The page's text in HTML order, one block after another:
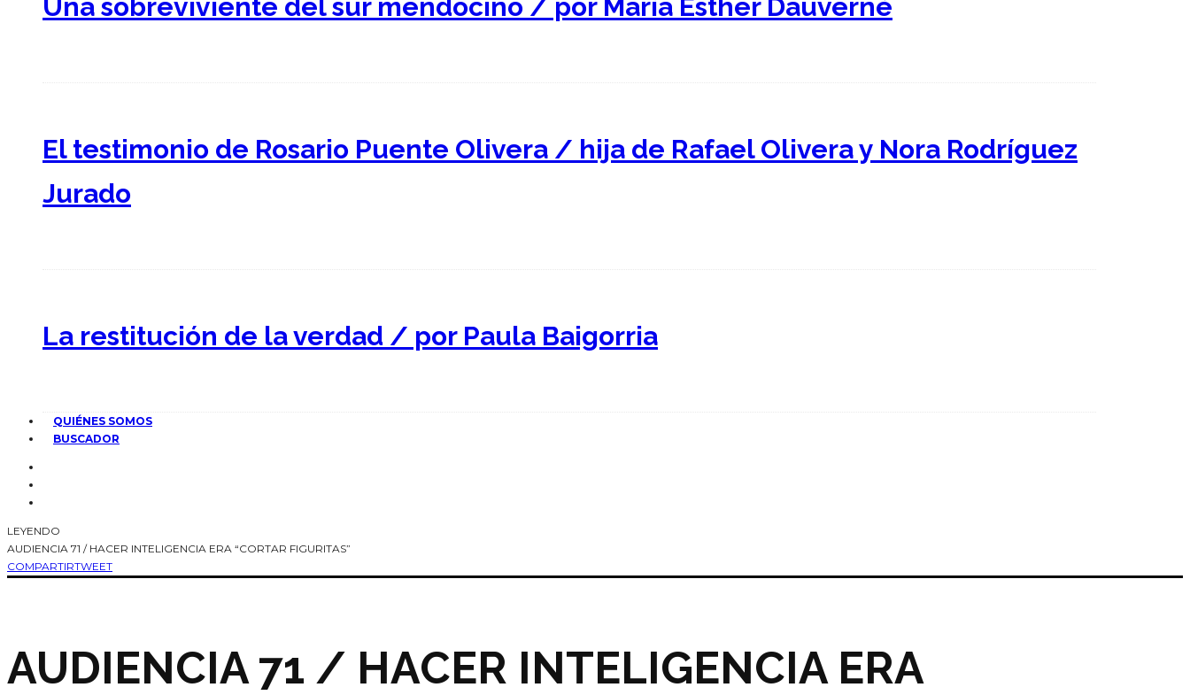
Una sobreviviente del sur mendocino / por María Esther Dauverné
El testimonio de Rosario Puente Olivera / hija de Rafael Olivera y Nora Rodríguez
Jurado
La restitución de la verdad / por Paula Baigorria
QUIÉNES SOMOS
BUSCADOR
LEYENDO
AUDIENCIA 71 / HACER INTELIGENCIA ERA “CORTAR FIGURITAS”
COMPARTIRTWEET
AUDIENCIA 71 / HACER INTELIGENCIA ERA